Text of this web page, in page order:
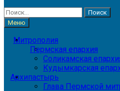
Найти:
Меню
Митрополия
Пермская епархия
Соликамская
Кудымкарская
Архипастырь
Глава Пермской